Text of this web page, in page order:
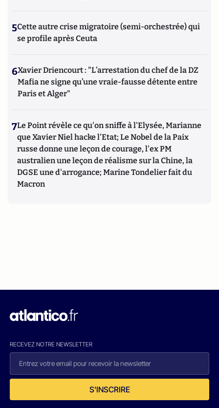
5Cette autre crise migratoire (semi-orchestrée) qui
se profile après Ceuta
6Xavier Driencourt : "L’arrestation du chef de la DZ
Mafia ne signe qu’une vraie-fausse détente entre
Paris et Alger"
7Le Point révèle ce qu'on sniffe à l'Elysée, Marianne
que Xavier Niel hacke l'Etat; Le Nobel de la Paix
russe donne une leçon de courage, l'ex PM
australien une leçon de réalisme sur la Chine, la
DGSE une d'arrogance; Marine Tondelier fait du
Macron
RECEVEZ NOTRE NEWSLETTER
S'INSCRIRE